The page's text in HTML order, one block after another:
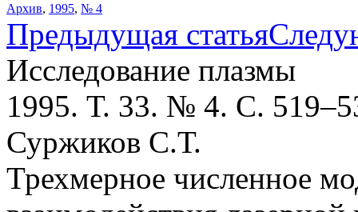
Архив, 1995, № 4
Предыдущая статья
Исследование плазмы
1995. Т. 33. № 4. С.
Суржиков С.Т.
Трехмерное численное